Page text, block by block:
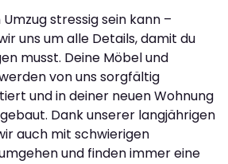
Umzug stressig sein kann –
uns um alle Details, damit du
musst. Deine Möbel und
von uns sorgfältig
und in deiner neuen Wohnung
Dank unserer langjährigen
auch mit schwierigen
und finden immer eine